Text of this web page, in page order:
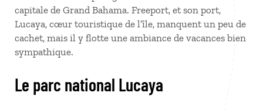
capitale de Grand Bahama. Freeport, et son port,
Lucaya, cœur touristique de l’île, manquent un peu de
cachet, mais il y flotte une ambiance de vacances bien
sympathique.
Le parc national Lucaya